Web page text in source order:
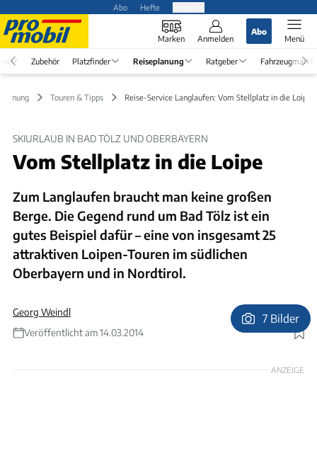
Abo Hefte
Marken Anmelden
Abo
Menü
Zubehör Platzfinder Reiseplanung Ratgeber Fahrzeugmarkt
Touren & Tipps Reise-Service Langlaufen: Vom Stellplatz in die Loipe
SKIURLAUB IN BAD TÖLZ UND OBERBAYERN
Vom Stellplatz in die Loipe
Zum Langlaufen braucht man keine großen
Berge. Die Gegend rund um Bad Tölz ist ein
gutes Beispiel dafür – eine von insgesamt 25
attraktiven Loipen-Touren im südlichen
Oberbayern und in Nordtirol.
Georg Weindl
Veröffentlicht am 14.03.2014
Foto: Olympiaregion Seefeld, Tölzer Land/Klaus Knirk. Karte: Heidi Schmalfuß,
München
7 Bilder
ANZEIGE